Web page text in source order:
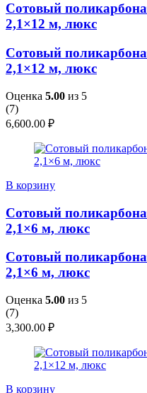
Сотовый
2,1×12 м, люкс
Сотовый
2,1×12 м, люкс
Оценка 5.00 из 5
(7)
6,600.00 ₽
В корзину
Сотовый
2,1×6 м, люкс
Сотовый
2,1×6 м, люкс
Оценка 5.00 из 5
(7)
3,300.00 ₽
В корзину